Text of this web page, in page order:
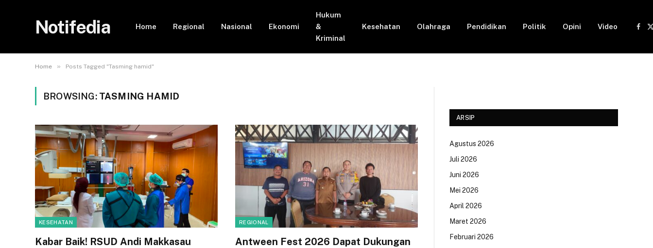
Notifedia Home Regional Nasional Ekonomi
Hukum
&
Kriminal
Kesehatan Olahraga Pendidikan Politik Opini Video
Home » Posts Tagged "Tasming hamid"
BROWSING: TASMING HAMID
KESEHATAN
Kabar Baik! RSUD Andi Makkasau
REGIONAL
Antween Fest 2026 Dapat Dukungan
ARSIP
Agustus 2026
Juli 2026
Juni 2026
Mei 2026
April 2026
Maret 2026
Februari 2026